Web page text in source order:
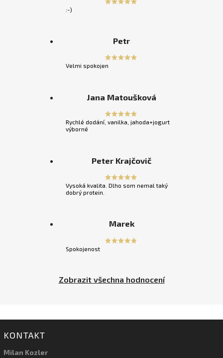
:-)
Petr
Velmi spokojen
Jana Matoušková
Rychlé dodání, vanilka, jahoda+jogurt
výborné
Peter Krajčovič
Vysoká kvalita. Dlho som nemal taký
dobrý protein.
Marek
Spokojenost
Zobrazit všechna hodnocení
KONTAKT
Milan Kozler